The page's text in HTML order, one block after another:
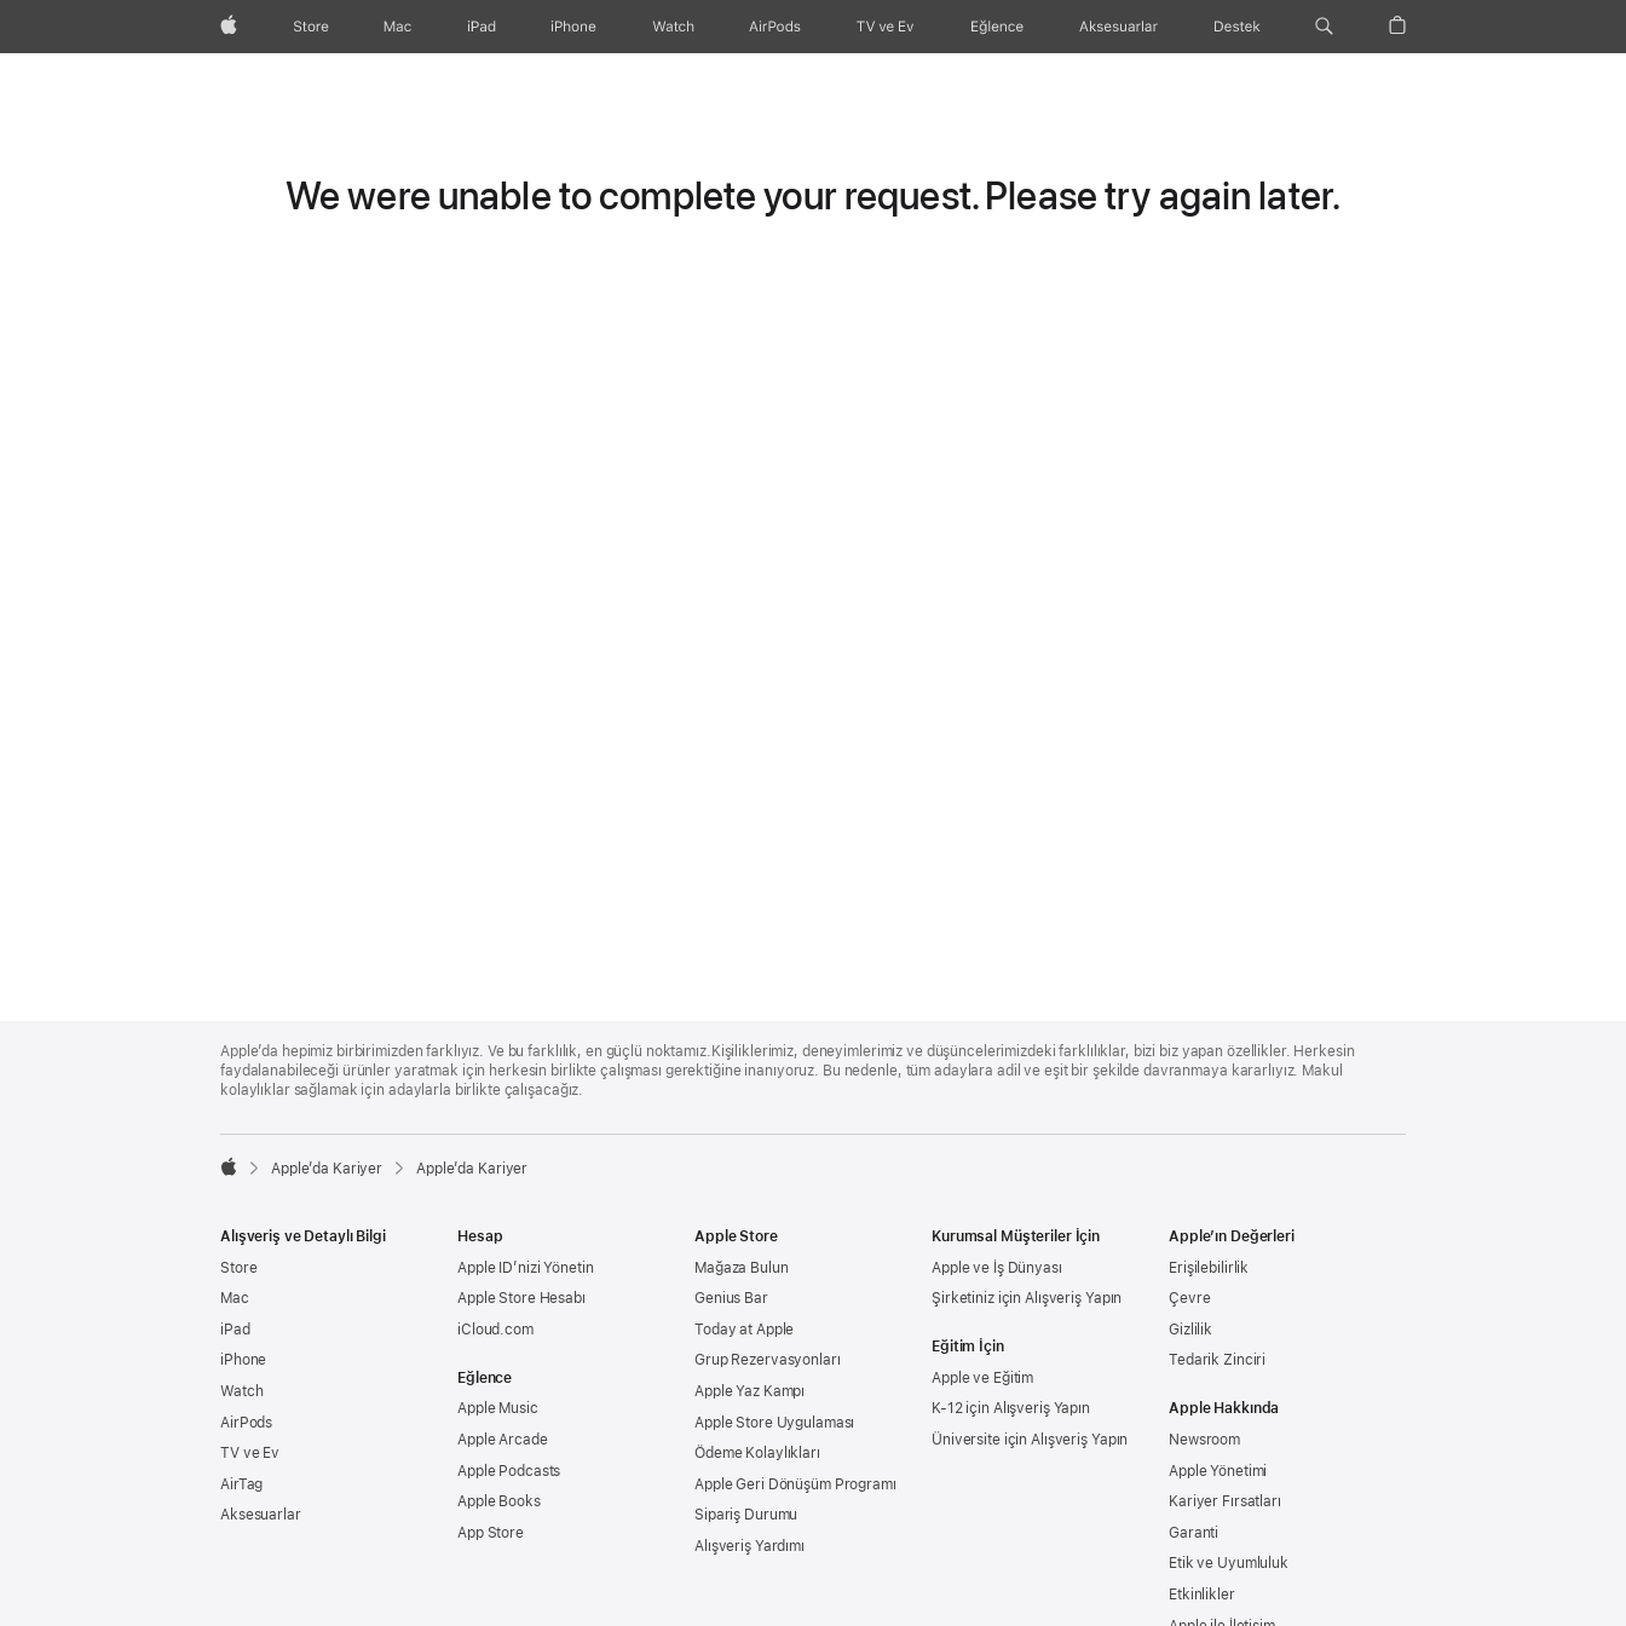
wzlhp Store Mac iPad iPhone Watch AirPods TV ve Ev Eğlence Aksesuarlar Destek
We were unable to complete your request. Please try again later.
Footer
Apple’da hepimiz birbirimizden farklıyız. Ve bu farklılık, en güçlü noktamız.Kişiliklerimiz, deneyimlerimiz ve düşüncelerimizdeki farklılıklar, bizi biz yapan özellikler. Herkesin
faydalanabileceği ürünler yaratmak için herkesin birlikte çalışması gerektiğine inanıyoruz. Bu nedenle, tüm adaylara adil ve eşit bir şekilde davranmaya kararlıyız. Makul
kolaylıklar sağlamak için adaylarla birlikte çalışacağız.

Apple’da Kariyer Apple’da Kariyer
Alışveriş ve Detaylı Bilgi
Store
Mac
iPad
iPhone
Watch
AirPods
TV ve Ev
AirTag
Aksesuarlar
Hesap
Apple ID’nizi Yönetin
Apple Store Hesabı
iCloud.com
Eğlence
Apple Music
Apple Arcade
Apple Podcasts
Apple Books
App Store
Apple Store
Mağaza Bulun
Genius Bar
Today at Apple
Grup Rezervasyonları
Apple Yaz Kampı
Apple Store Uygulaması
Ödeme Kolaylıkları
Apple Geri Dönüşüm Programı
Sipariş Durumu
Alışveriş Yardımı
Kurumsal Müşteriler İçin
Apple ve İş Dünyası
Şirketiniz için Alışveriş Yapın
Eğitim İçin
Apple ve Eğitim
K-12 için Alışveriş Yapın
Üniversite için Alışveriş Yapın
Apple’ın Değerleri
Erişilebilirlik
Çevre
Gizlilik
Tedarik Zinciri
Apple Hakkında
Newsroom
Apple Yönetimi
Kariyer Fırsatları
Garanti
Etik ve Uyumluluk
Etkinlikler